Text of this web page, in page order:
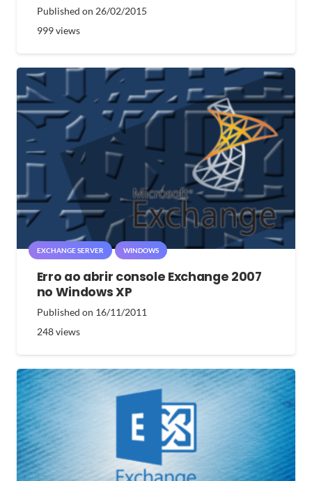
Published on 26/02/2015
999views
EXCHANGE SERVER WINDOWS
Erro ao abrir console Exchange 2007
no Windows XP
Published on 16/11/2011
248views